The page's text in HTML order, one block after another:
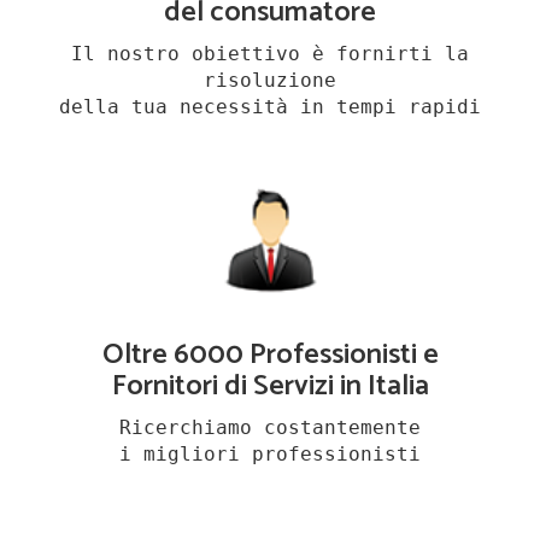
del consumatore
Il nostro obiettivo è fornirti la
risoluzione
della tua necessità in tempi rapidi
Oltre 6000 Professionisti e
Fornitori di Servizi in Italia
Ricerchiamo costantemente
i migliori professionisti